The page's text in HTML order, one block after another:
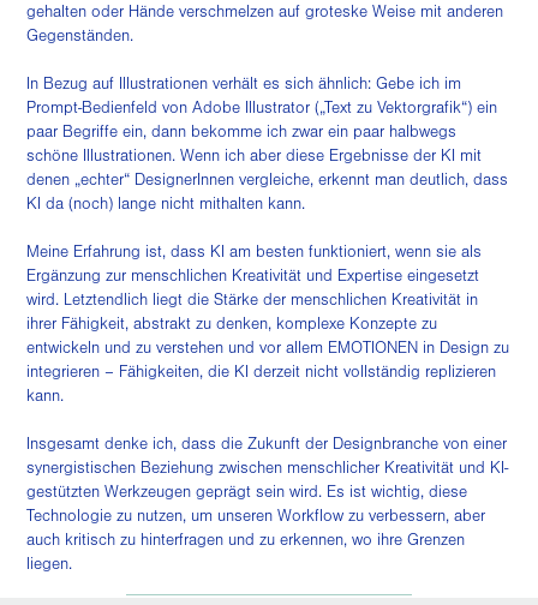
gehalten oder Hände verschmelzen auf groteske Weise mit anderen
Gegenständen.
In Bezug auf Illustrationen verhält es sich ähnlich: Gebe ich im
Prompt-Bedienfeld von Adobe Illustrator („Text zu Vektorgrafik“) ein
paar Begriffe ein, dann bekomme ich zwar ein paar halbwegs
schöne Illustrationen. Wenn ich aber diese Ergebnisse der KI mit
denen „echter“ DesignerInnen vergleiche, erkennt man deutlich, dass
KI da (noch) lange nicht mithalten kann.
Meine Erfahrung ist, dass KI am besten funktioniert, wenn sie als
Ergänzung zur menschlichen Kreativität und Expertise eingesetzt
wird. Letztendlich liegt die Stärke der menschlichen Kreativität in
ihrer Fähigkeit, abstrakt zu denken, komplexe Konzepte zu
entwickeln und zu verstehen und vor allem EMOTIONEN in Design zu
integrieren – Fähigkeiten, die KI derzeit nicht vollständig replizieren
kann.
Insgesamt denke ich, dass die Zukunft der Designbranche von einer
synergistischen Beziehung zwischen menschlicher Kreativität und KI-
gestützten Werkzeugen geprägt sein wird. Es ist wichtig, diese
Technologie zu nutzen, um unseren Workflow zu verbessern, aber
auch kritisch zu hinterfragen und zu erkennen, wo ihre Grenzen
liegen.